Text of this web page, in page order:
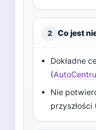
2 Co jest
Dokładne
(
Nie
przyszłości